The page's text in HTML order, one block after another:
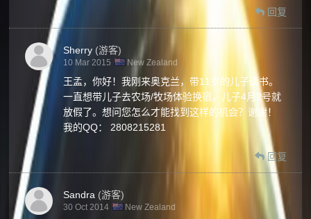
回复
Sherry (游客)
10 Mar 2015 New Zealand
王孟，你好！我刚来奥克兰，带11岁的儿子读书。
一直想带儿子去农场/牧场体验换宿。儿子4月2号就
放假了。想问您怎么才能找到这样的机会？谢谢！
我的QQ： 2808215281
回复
Sandra (游客)
30 Oct 2014 New Zealand